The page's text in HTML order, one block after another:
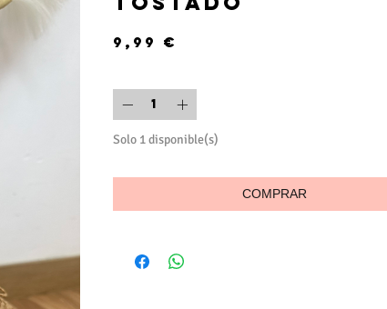
9,99 €
Solo 1 disponible(s)
COMPRAR